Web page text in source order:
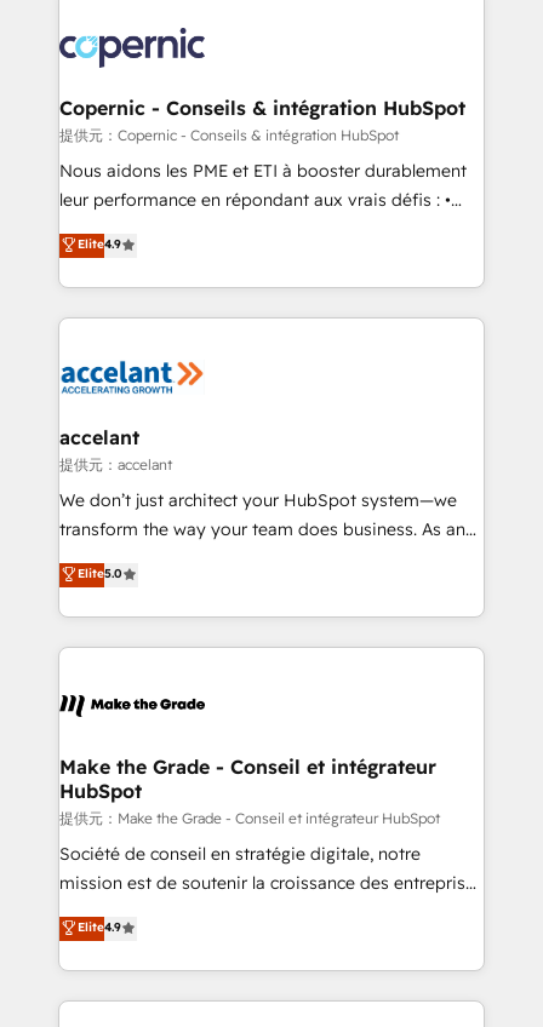
lasts. So if you're ready to become the most trusted
voice in your market, let’s talk.
worldwide, and with over 15 years in the ecosystem,
Huble has built a track record that speaks for itself.
One company, one operating model, delivering
across offices and consulting teams in the UK, USA,
Canada, Germany, France, Belgium, Singapore, and
South Africa. Certified compliant with ISO/IEC
international offices and 175+ employees.
Copernic - Conseils & intégration HubSpot
提供元：Copernic - Conseils & intégration HubSpot
Nous aidons les PME et ETI à booster durablement
leur performance en répondant aux vrais défis : •
Intégration de HubSpot avec d’autres outils (ERP,
téléphonie, etc.) • Alignement des équipes grâce à un
outil et des données partagées • Amélioration de la
collecte et de l’analyse des données pour des
de la productivité des équipes Notre équipe de 30
avec un engagement total, alignant processus
métiers et technologie, et guidant vos équipes à
travers le changement, tout en centrant vos objectifs
d’entreprise. Grâce à une méthodologie éprouvée
rapidement vos enjeux et intégrons parfaitement
HubSpot dans votre organisation. Pour toute
un échange dédié.
Elite4.9
accelant
提供元：accelant
We don’t just architect your HubSpot system—we
transform the way your team does business. As an
Elite HubSpot Solutions Partner, we specialize in
creating tailored, end-to-end CRM solutions that
accelerate growth, improve operational efficiency,
and ensure faster time to value on HubSpot. What
day one, our team takes the time to deeply
strategies that deliver impactful results. Our mission
is to empower you to unlock HubSpot’s full potential
—faster. Through expert training, unmatched
responsiveness, and ongoing support, we equip
your team to adopt new systems with confidence
customer engagement.
Elite5.0
Make the Grade - Conseil et intégrateur
HubSpot
提供元：Make the Grade - Conseil et intégrateur HubSpot
Société de conseil en stratégie digitale, notre
mission est de soutenir la croissance des entreprises
B2B à travers l’acquisition de nouveaux clients,
l'intégration CRM et le développement des revenus
auprès de vos comptes existants. En France et à
l'international, nous travaillons avec des ETI
Elite4.9